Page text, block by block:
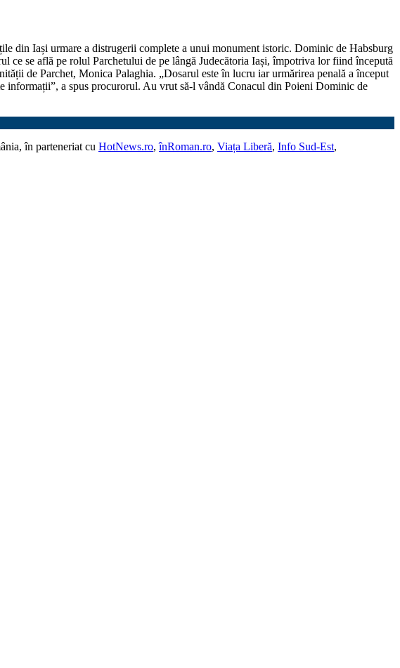
din Iași urmare a distrugerii complete a unui monument istoric. Dominic de Habsburg
ce se află pe rolul Parchetului de pe lângă Judecătoria Iași, împotriva lor fiind începută
de Parchet, Monica Palaghia. „Dosarul este în lucru iar urmărirea penală a început
informații”, a spus procurorul. Au vrut să-l vândă Conacul din Poieni Dominic de
în parteneriat cu HotNews.ro,înRoman.ro, Viața Liberă, Info Sud-Est,